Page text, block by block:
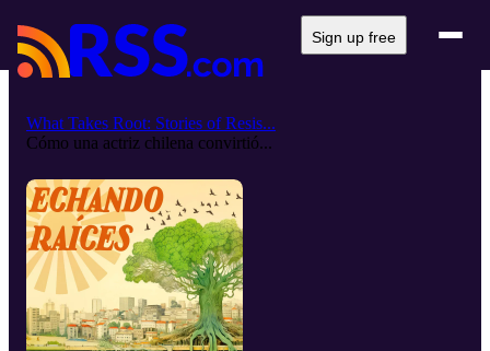
Sign up free
What Takes Root: Stories of Resis...
Cómo una actriz chilena convirtió...